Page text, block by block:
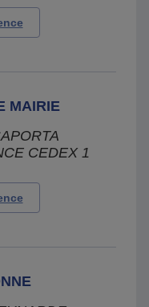
MAIRIE
CEDEX 1